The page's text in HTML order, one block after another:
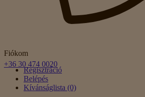
Fiókom
Regisztráció
Belépés
Kívánságlista (0)
+36 30 474 0020